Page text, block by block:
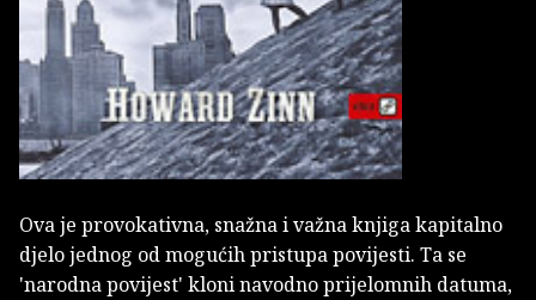
Ova je provokativna, snažna i važna knjiga kapitalno
djelo jednog od mogućih pristupa povijesti. Ta se
'narodna povijest' kloni navodno prijelomnih datuma,